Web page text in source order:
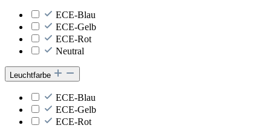
ECE-Blau
ECE-Gelb
ECE-Rot
Neutral
Leuchtfarbe
ECE-Blau
ECE-Gelb
ECE-Rot